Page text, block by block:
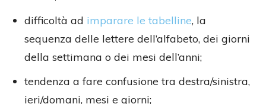
difficoltà ad imparare le tabelline, la
sequenza delle lettere dell’alfabeto, dei giorni
della settimana o dei mesi dell’anni;
tendenza a fare confusione tra destra/sinistra,
ieri/domani, mesi e giorni;